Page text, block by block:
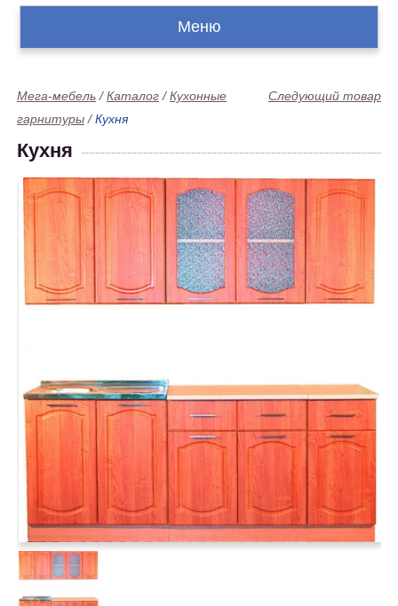
Меню
Следующий товар
Мега-мебель /Каталог /Кухонные
гарнитуры /Кухня
Кухня